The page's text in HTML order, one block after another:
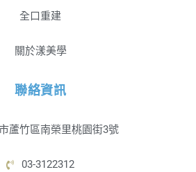
全口重建
關於漾美學
聯絡資訊
蘆竹區南榮里桃園街3號
03-3122312